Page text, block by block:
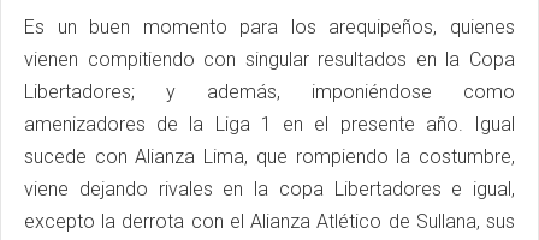
Es un buen momento para los arequipeños, quienes
vienen compitiendo con singular resultados en la Copa
Libertadores; y además, imponiéndose como
amenizadores de la Liga 1 en el presente año. Igual
sucede con Alianza Lima, que rompiendo la costumbre,
viene dejando rivales en la copa Libertadores e igual,
excepto la derrota con el Alianza Atlético de Sullana, sus